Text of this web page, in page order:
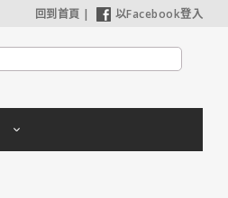
回到首頁 | 以Facebook登入